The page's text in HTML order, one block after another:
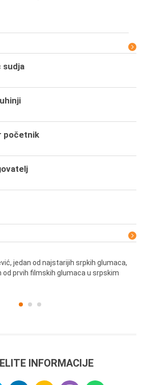
sudja
početnik
jedan od najstarijih srpkih glumaca,
od prvih filmskih glumaca u srpskim
INFORMACIJE